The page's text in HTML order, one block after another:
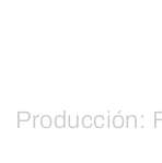
Producción: